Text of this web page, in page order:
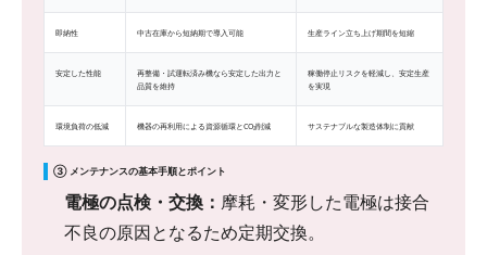
即納性 中古在庫から短納期で導入可能 生産ライン立ち上げ期間を短縮
安定した性能
再整備・試運転済み機なら安定した出力と
品質を維持
稼働停止リスクを軽減し、安定生産
を実現
環境負荷の低減 機器の再利用による資源循環とCO₂削減 サステナブルな製造体制に貢献
③ メンテナンスの基本手順とポイント
電極の点検・交換： 摩耗・変形した電極は接合
不良の原因となるため定期交換。